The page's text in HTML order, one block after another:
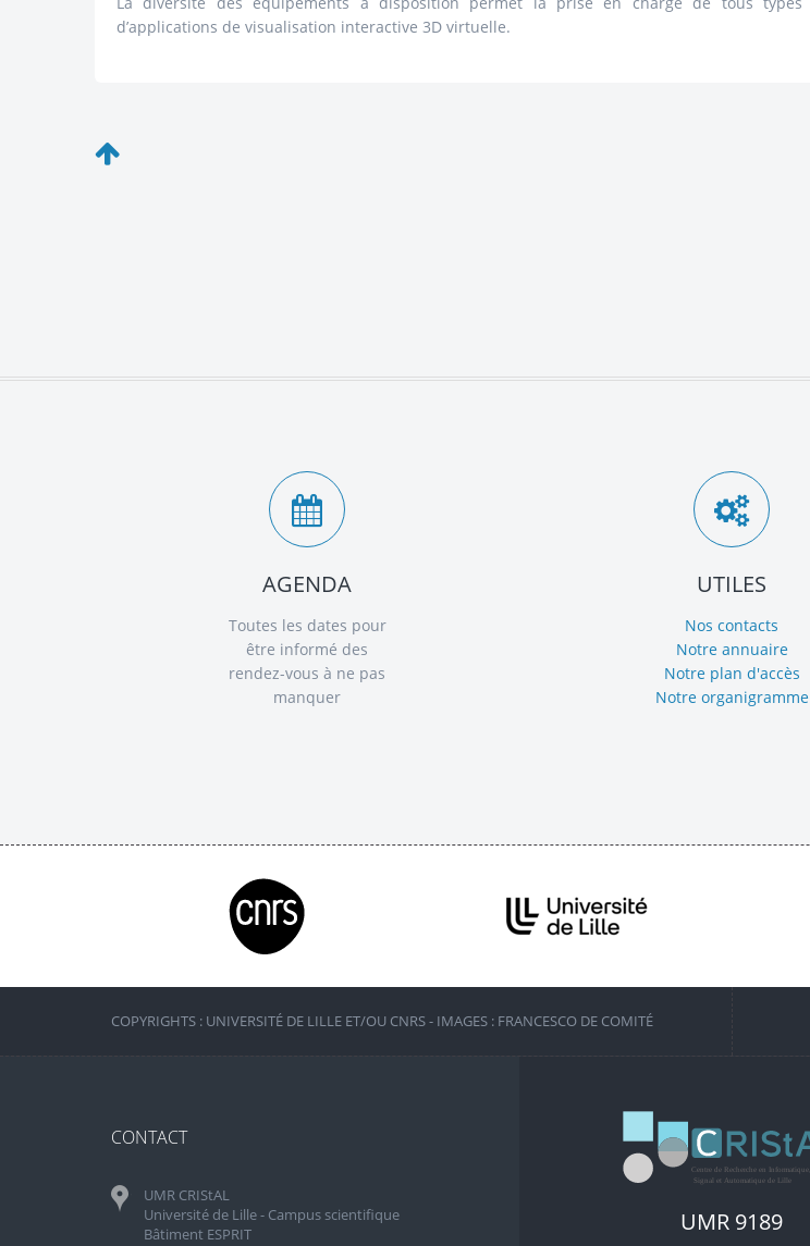
d’applications de visualisation interactive 3D virtuelle.
AGENDA
Toutes les dates pour
être informé des
rendez-vous à ne pas
manquer
UTILES
Nos contacts
Notre annuaire
Notre plan d'accès
Notre organigramme
COPYRIGHTS : UNIVERSITÉ DE LILLE ET/OU CNRS - IMAGES : FRANCESCO DE COMITÉ
CONTACT
UMR CRIStAL
Université de Lille - Campus scientifique
Bâtiment ESPRIT
UMR 9189